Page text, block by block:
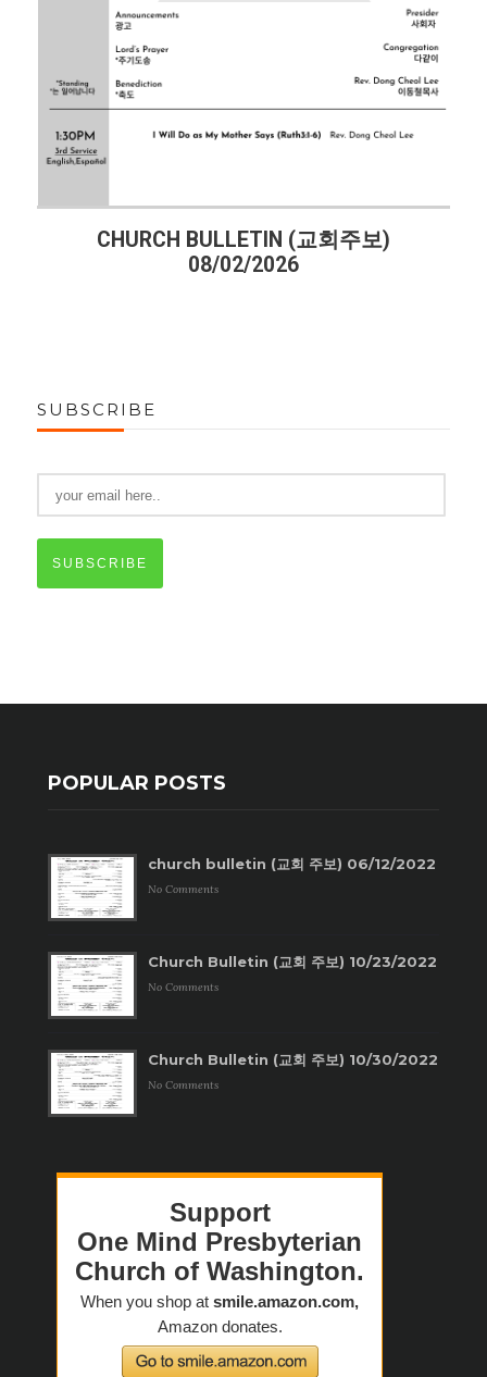
CHURCH BULLETIN (교회주보)
08/02/2026
SUBSCRIBE
SUBSCRIBE
POPULAR POSTS
church bulletin (교회 주보) 06/12/2022
No Comments
Church Bulletin (교회 주보) 10/23/2022
No Comments
Church Bulletin (교회 주보) 10/30/2022
No Comments